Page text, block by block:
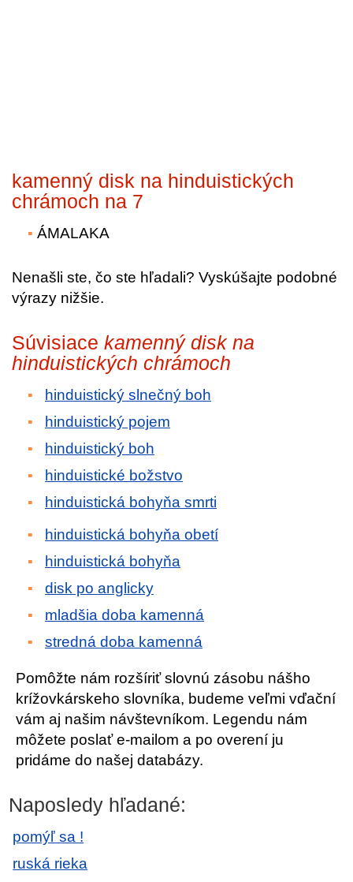
kamenný disk na hinduistických
chrámoch na 7
ÁMALAKA
Nenašli ste, čo ste hľadali? Vyskúšajte podobné
výrazy nižšie.
Súvisiace kamenný disk na
hinduistických chrámoch
hinduistický slnečný boh
hinduistický pojem
hinduistický boh
hinduistické božstvo
hinduistická bohyňa smrti
hinduistická bohyňa obetí
hinduistická bohyňa
disk po anglicky
mladšia doba kamenná
stredná doba kamenná
Pomôžte nám rozšíriť slovnú zásobu nášho
krížovkárskeho slovníka, budeme veľmi vďační
vám aj našim návštevníkom. Legendu nám
môžete poslať e-mailom a po overení ju
pridáme do našej databázy.
Naposledy hľadané:
pomýľ sa !
ruská rieka